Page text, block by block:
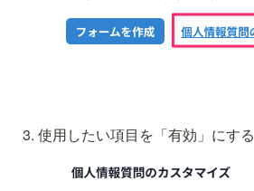
使用したい項目を「有効」にする